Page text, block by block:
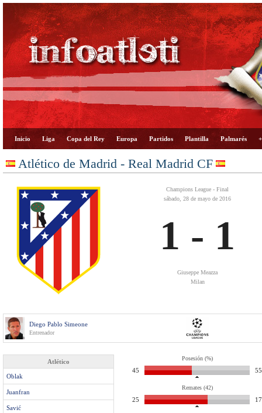
Inicio Liga Copa del Rey Europa Partidos Plantilla Palmarés
Atlético de Madrid - Real Madrid CF
Champions League - Final
sábado, 28 de mayo de 2016
1 - 1
Giuseppe Meazza
Milan
Diego Pablo Simeone
Entrenador
Atlético
Oblak
Juanfran
Savić
Posesión (%)
45 55
Remates (42)
25 17